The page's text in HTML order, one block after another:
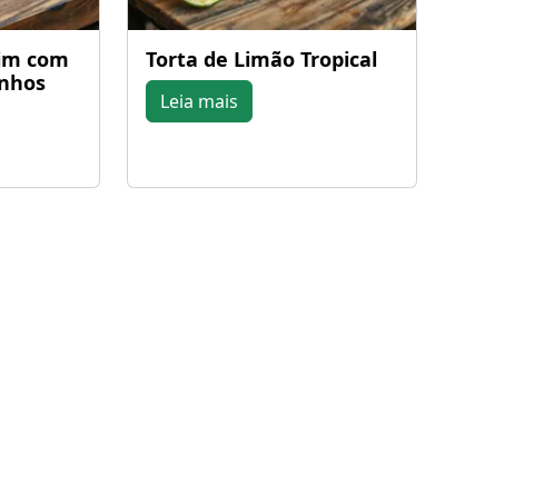
com
Torta de Limão Tropical
Leia mais